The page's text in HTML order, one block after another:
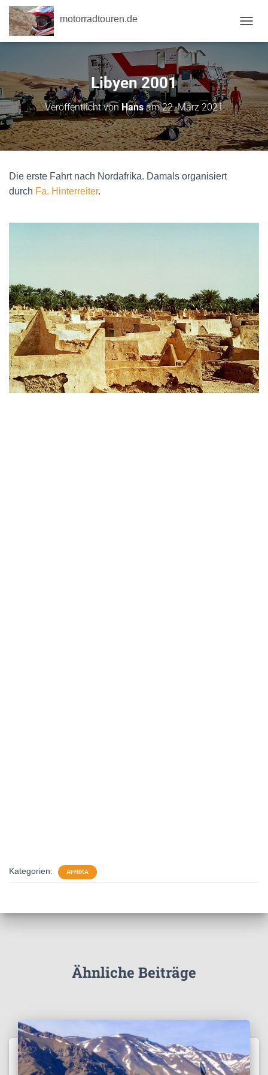
motorradtouren.de
Libyen 2001
Veröffentlicht von Hansam22. März 2021
Die erste Fahrt nach Nordafrika. Damals organisiert
durch Fa. Hinterreiter.
Kategorien: AFRIKA
Ähnliche Beiträge